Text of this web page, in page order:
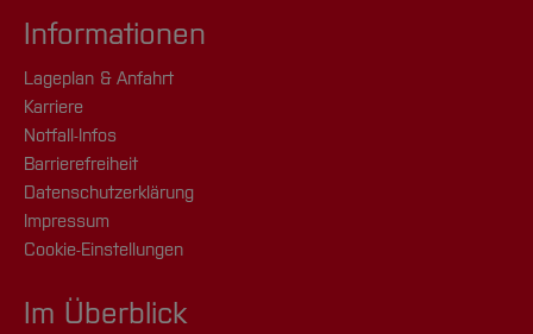
Informationen
Lageplan & Anfahrt
Karriere
Notfall-Infos
Barrierefreiheit
Datenschutzerklärung
Impressum
Cookie-Einstellungen
Im Überblick